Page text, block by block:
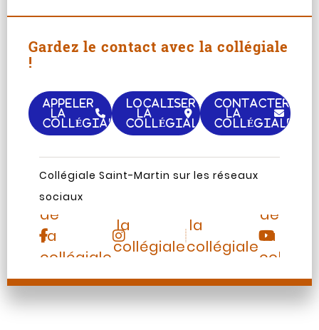
Gardez le contact avec la collégiale
!
APPELER
LA
COLLÉGIALE
LOCALISER
LA
COLLÉGIALE
CONTACTER
LA
COLLÉGIALE
Collégiale Saint-Martin sur les réseaux
sociaux
Page
Facebook
de
la
collégiale
Saint-
Martin
Instagram
la
collégiale
Martin
TripAdvisor
la
collégiale
Martin
de
la
Saint-
Martin